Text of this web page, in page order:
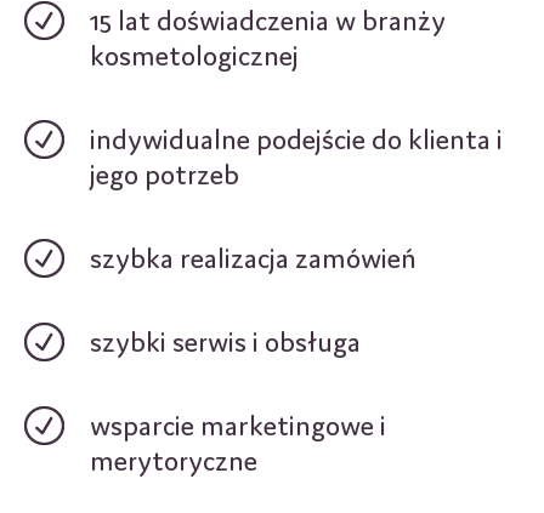
15 lat doświadczenia w branży
kosmetologicznej
indywidualne podejście do klienta i
jego potrzeb
szybka realizacja zamówień
szybki serwis i obsługa
wsparcie marketingowe i
merytoryczne